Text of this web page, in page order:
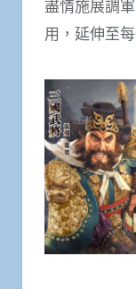
盡情施展調
用，延伸至